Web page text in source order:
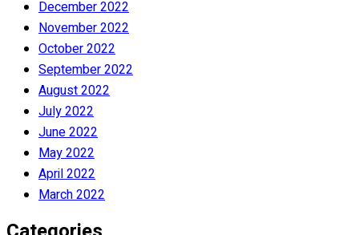
December 2022
November 2022
October 2022
September 2022
August 2022
July 2022
June 2022
May 2022
April 2022
March 2022